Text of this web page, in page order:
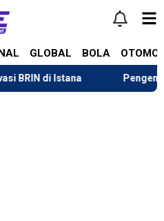
GLOBAL BOLA
Istana Pengembalian